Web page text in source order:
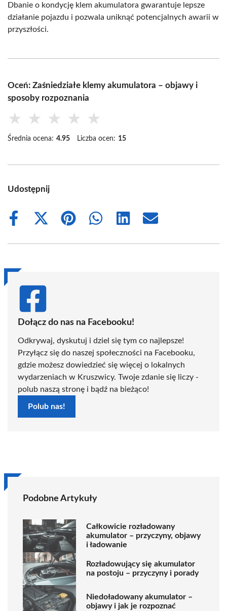
Dbanie o kondycję klem akumulatora gwarantuje lepsze
działanie pojazdu i pozwala uniknąć potencjalnych awarii w
przyszłości.
Oceń: Zaśniedziałe klemy akumulatora – objawy i
sposoby rozpoznania
★ ★ ★ ★ ★
Średnia ocena: 4.95 Liczba ocen: 15
Udostępnij
Share
Share
(Twitter)
Share
Share
Share
Share
Dołącz do nas na Facebooku!
Odkrywaj, dyskutuj i dziel się tym co najlepsze!
Przyłącz się do naszej społeczności na Facebooku,
gdzie możesz dowiedzieć się więcej o lokalnych
wydarzeniach w Kruszwicy. Twoje zdanie się liczy -
polub naszą stronę i bądź na bieżąco!
Polub nas!
Podobne Artykuły
Całkowicie rozładowany
akumulator – przyczyny, objawy
i ładowanie
Rozładowujący się akumulator
na postoju – przyczyny i porady
Niedoładowany akumulator –
objawy i jak je rozpoznać